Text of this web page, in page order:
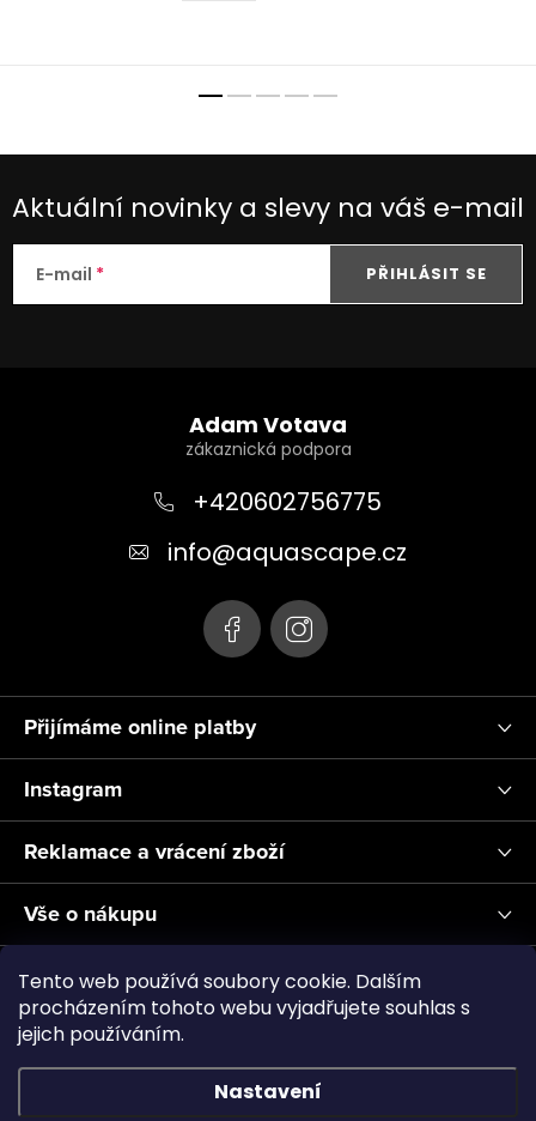
Tento web používá soubory cookie. Dalším
procházením tohoto webu vyjadřujete souhlas s
jejich používáním.
Nastavení
Aktuální novinky a slevy na váš e-mail
E-mail PŘIHLÁSIT SE
Přijímáme online platby
Adam Votava
+420602756775
info@aquascape.cz
Instagram
Reklamace a vrácení zboží
Vše o nákupu
Informace pro Vás
Realizace a servis akvárií ↗